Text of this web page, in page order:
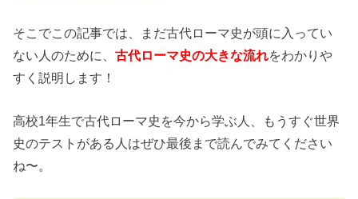
そこでこの記事では、まだ古代ローマ史が頭に入ってい
ない人のために、古代ローマ史の大きな流れをわかりや
すく説明します！
高校1年生で古代ローマ史を今から学ぶ人、もうすぐ世界
史のテストがある人はぜひ最後まで読んでみてください
ね〜。